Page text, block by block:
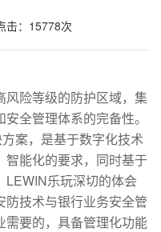
：15778次
险等级的防护区域，集
全管理体系的完备性。
案，是基于数字化技术
能化的要求，同时基于
乐玩深切的体会
技术与银行业务安全管
需要的，具备管理化功能